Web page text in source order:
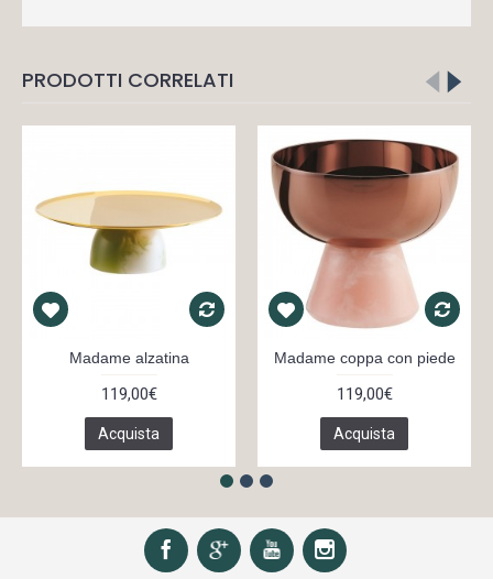
PRODOTTI CORRELATI
Madame alzatina
119,00€
Acquista
Madame coppa con piede
119,00€
Acquista